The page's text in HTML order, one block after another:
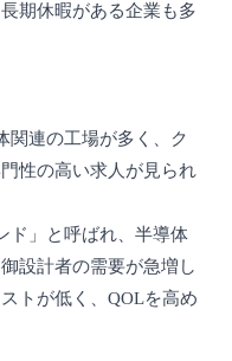
期休暇がある企業も多
関連の工場が多く、ク
性の高い求人が見られ
ド」と呼ばれ、半導体
設計者の需要が急増し
トが低く、QOLを高め